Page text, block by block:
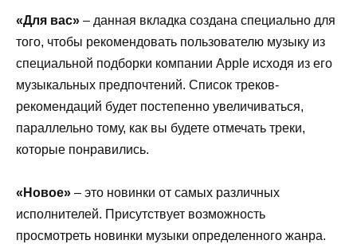
«Для вас» – данная вкладка создана специально для
того, чтобы рекомендовать пользователю музыку из
специальной подборки компании Apple исходя из его
музыкальных предпочтений. Список треков-
рекомендаций будет постепенно увеличиваться,
параллельно тому, как вы будете отмечать треки,
которые понравились.
«Новое» – это новинки от самых различных
исполнителей. Присутствует возможность
просмотреть новинки музыки определенного жанра.